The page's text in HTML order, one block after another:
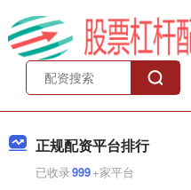
正规配资平台排行
已收录999+家平台